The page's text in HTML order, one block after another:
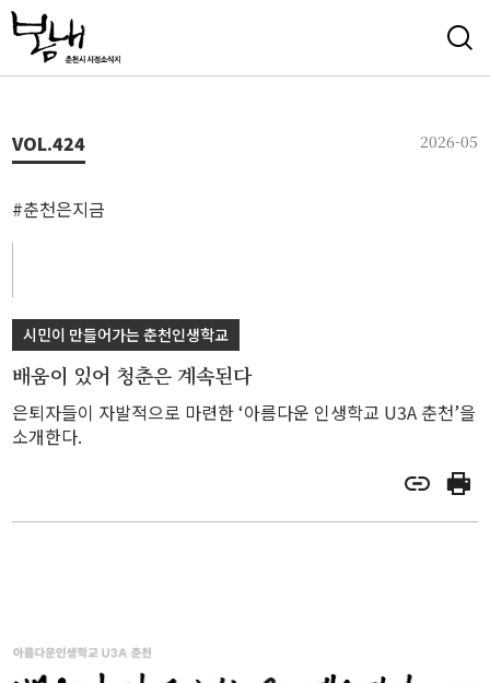
VOL.424 2026-05
#춘천은지금
시민이 만들어가는 춘천인생학교
배움이 있어 청춘은 계속된다
은퇴자들이 자발적으로 마련한 ‘아름다운 인생학교 U3A 춘천’을
소개한다.